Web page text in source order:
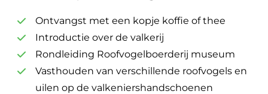
Ontvangst met een kopje koffie of thee
Introductie over de valkerij
Rondleiding Roofvogelboerderij museum
Vasthouden van verschillende roofvogels en
uilen op de valkeniershandschoenen